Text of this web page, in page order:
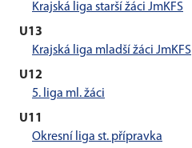
Krajská liga starší žáci JmKFS
U13
Krajská liga mladší žáci JmKFS
U12
5. liga ml. žáci
U11
Okresní liga st. přípravka